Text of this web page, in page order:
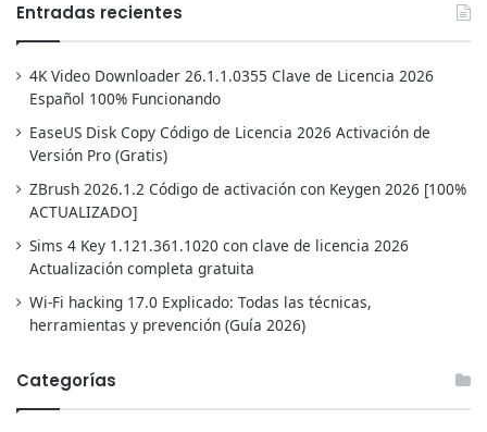
Entradas recientes
4K Video Downloader 26.1.1.0355 Clave de Licencia 2026
Español 100% Funcionando
EaseUS Disk Copy Código de Licencia 2026 Activación de
Versión Pro (Gratis)
ZBrush 2026.1.2 Código de activación con Keygen 2026 [100%
ACTUALIZADO]
Sims 4 Key 1.121.361.1020 con clave de licencia 2026
Actualización completa gratuita
Wi-Fi hacking 17.0 Explicado: Todas las técnicas,
herramientas y prevención (Guía 2026)
Categorías